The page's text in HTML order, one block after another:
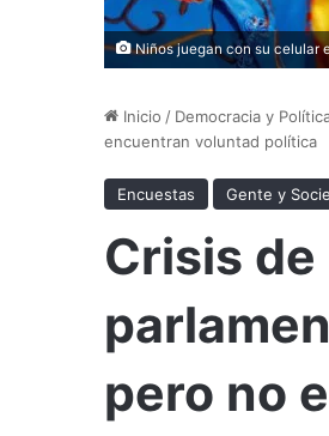
Niños juegan con su celular
Inicio / Democracia y
encuentran voluntad política
Encuestas Gente y
Crisis
pero no